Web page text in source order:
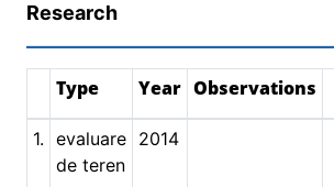
Research
Type Year Observations
1. evaluare
de teren
2014